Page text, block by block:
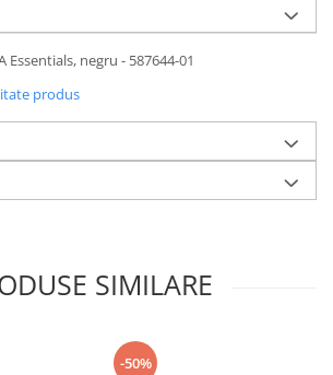
Essentials, negru - 587644-01
produs
SIMILARE
-50%